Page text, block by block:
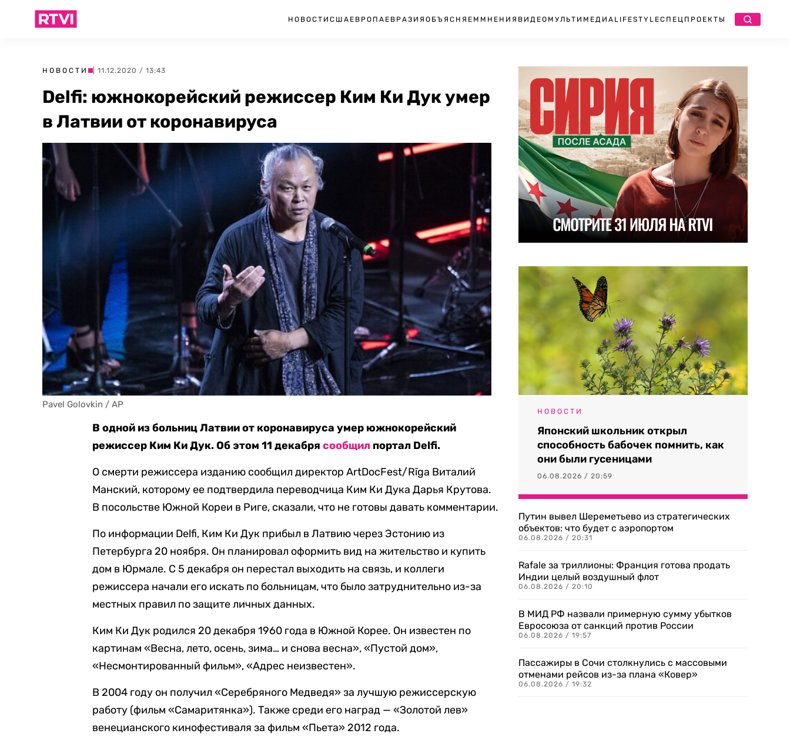
НОВОСТИ США ЕВРОПА ЕВРАЗИЯ ОБЪЯСНЯЕМ МНЕНИЯ ВИДЕО МУЛЬТИМЕДИА LIFESTYLEСПЕЦПРОЕКТЫ
НОВОСТИ | 11.12.2020 / 13:43
Delfi: южнокорейский режиссер Ким Ки Дук умер
в Латвии от коронавируса
Pavel Golovkin / AP
В одной из больниц Латвии от коронавируса умер южнокорейский
режиссер Ким Ки Дук. Об этом 11 декабрясообщил портал Delfi.
О смерти режиссера изданию сообщил директор ArtDocFest/Rīga Виталий
Манский, которому ее подтвердила переводчица Ким Ки Дука Дарья Крутова.
В посольстве Южной Кореи в Риге, сказали, что не готовы давать комментарии.
По информации Delfi, Ким Ки Дук прибыл в Латвию через Эстонию из
Петербурга 20 ноября. Он планировал оформить вид на жительство и купить
дом в Юрмале. С 5 декабря он перестал выходить на связь, и коллеги
режиссера начали его искать по больницам, что было затруднительно из-за
местных правил по защите личных данных.
Ким Ки Дук родился 20 декабря 1960 года в Южной Корее. Он известен по
картинам «Весна, лето, осень, зима… и снова весна», «Пустой дом»,
«Несмонтированный фильм», «Адрес неизвестен».
В 2004 году он получил «Серебряного Медведя» за лучшую режиссерскую
работу (фильм «Самаритянка»). Также среди его наград — «Золотой лев»
венецианского кинофестиваля за фильм «Пьета» 2012 года.
НОВОСТИ
Японский школьник открыл
способность бабочек помнить, как
они были гусеницами
06.08.2026 / 20:59
Путин вывел Шереметьево из стратегических
объектов: что будет с аэропортом
06.08.2026 / 20:31
Rafale за триллионы: Франция готова продать
Индии целый воздушный флот
06.08.2026 / 20:10
В МИД РФ назвали примерную сумму убытков
Евросоюза от санкций против России
06.08.2026 / 19:57
Пассажиры в Сочи столкнулись с массовыми
отменами рейсов из-за плана «Ковер»
06.08.2026 / 19:32